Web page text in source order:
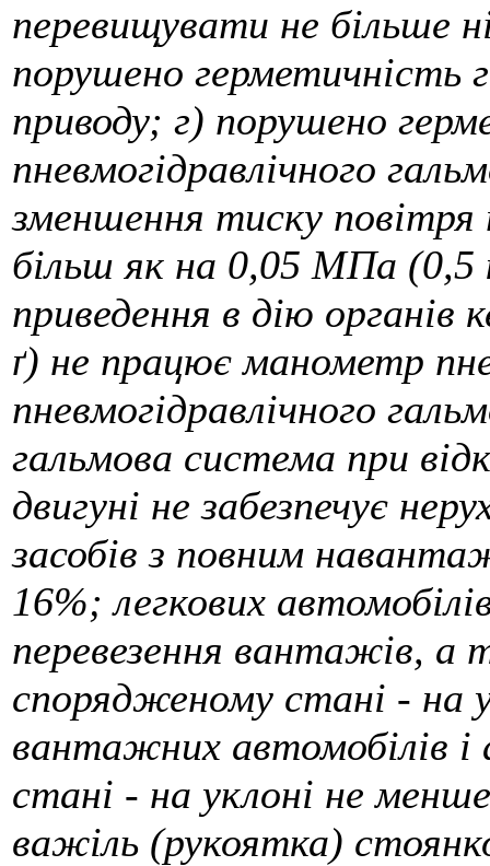
перевищувати не більше
порушено герметичність
приводу; г) порушено
пневмогідравлічного
зменшення тиску
більш як на 0,05 МПа (0,5
приведення в дію
ґ) не працює манометр
пневмогідравлічного
гальмова система при
двигуні не забезпечує
засобів з повним
16%; легкових
перевезення вантажів, а
спорядженому стані - на
вантажних автомобілів і
стані - на уклоні не
важіль (рукоятка)